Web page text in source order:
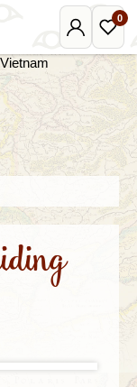
Mijn
Djoser
0